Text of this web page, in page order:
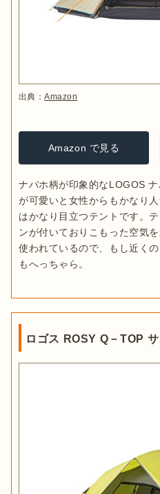
出典：Amazon
Amazon で見る
ナバホ柄が印象的なLOGOS
が可愛いと女性からもかなり
はかなり目立つテントです。
ンが付いておりこもった空気
使われているので、もし近く
もへっちゃら。
ロゴス ROSY Q－TOP